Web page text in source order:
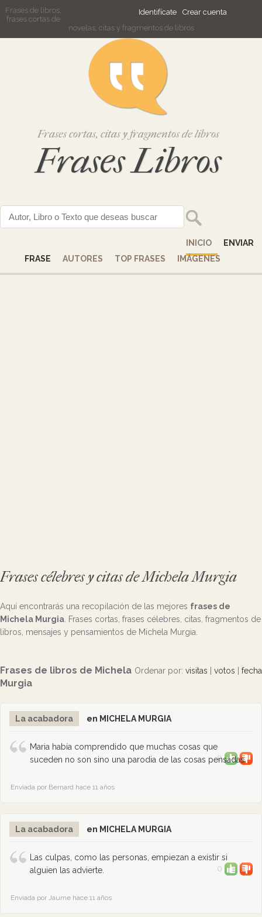
Identifícate Crear cuenta
Frases de libros,
frases cortas de
novelas, citas y fragmentos de libros
Frases cortas, citas y fragmentos de libros
Frases Libros
INICIO
ENVIAR
FRASE
AUTORES TOP FRASES IMÁGENES
Frases célebres y citas de Michela Murgia
Aquí encontrarás una recopilación de las mejores frases de
Michela Murgia . Frases cortas, frases célebres, citas, fragmentos de
libros, mensajes y pensamientos de Michela Murgia.
Ordenar por: visitas votos fecha
Frases de libros de Michela
Murgia
La acabadora en MICHELA MURGIA
Maria había comprendido que muchas cosas que
suceden no son sino una parodia de las cosas pensadas.
0
Enviada por Bernard hace 11 años
La acabadora en MICHELA MURGIA
Las culpas, como las personas, empiezan a existir si
alguien las advierte.
0
Enviada por Jaume hace 11 años